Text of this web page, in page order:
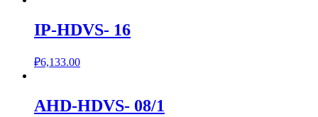
IP-HDVS- 16
₽6,133.00
AHD-HDVS- 08/1